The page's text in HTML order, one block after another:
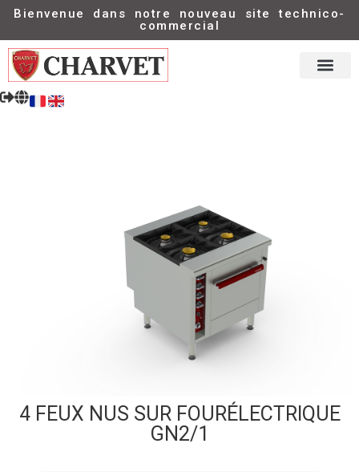
Bienvenue dans notre nouveau site technico-
commercial
4 FEUX NUS SUR FOURÉLECTRIQUE
GN2/1